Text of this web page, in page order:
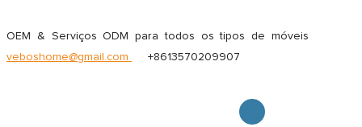
OEM & Serviços ODM para todos os tipos de móveis
veboshome@gmail.com
+8613570209907